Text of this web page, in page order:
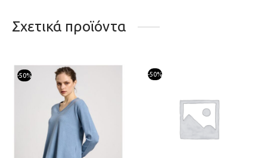
Σχετικά προϊόντα
-50% -50%